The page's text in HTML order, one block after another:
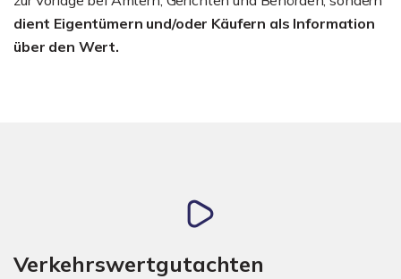
dient Eigentümern und/oder Käufern als Information
über den Wert.
Verkehrswertgutachten